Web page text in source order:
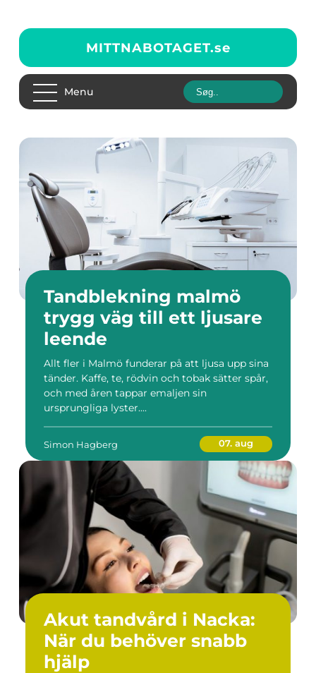
MITTNABOTAGET.se
Menu
Tandblekning malmö
trygg väg till ett ljusare
leende
Allt fler i Malmö funderar på att ljusa upp sina
tänder. Kaffe, te, rödvin och tobak sätter spår,
och med åren tappar emaljen sin
ursprungliga lyster....
Simon Hagberg 07. aug
Akut tandvård i Nacka:
När du behöver snabb
hjälp